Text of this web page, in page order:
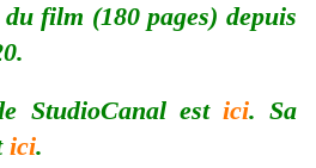
film (180 pages) depuis
StudioCanal est ici. Sa
ici.